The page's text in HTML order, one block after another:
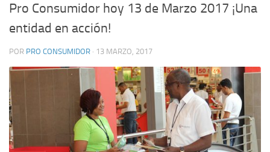
Pro Consumidor hoy 13 de Marzo 2017 ¡Una
entidad en acción!
POR PRO CONSUMIDOR · 13 MARZO, 2017